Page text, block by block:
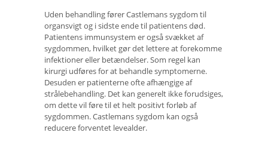
Uden behandling fører Castlemans sygdom til
organsvigt og i sidste ende til patientens død.
Patientens immunsystem er også svækket af
sygdommen, hvilket gør det lettere at forekomme
infektioner eller betændelser. Som regel kan
kirurgi udføres for at behandle symptomerne.
Desuden er patienterne ofte afhængige af
strålebehandling. Det kan generelt ikke forudsiges,
om dette vil føre til et helt positivt forløb af
sygdommen. Castlemans sygdom kan også
reducere forventet levealder.